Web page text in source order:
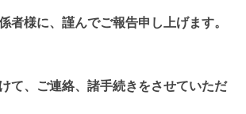
者様に、謹んでご報告申し上げます。
て、ご連絡、諸手続きをさせていただ